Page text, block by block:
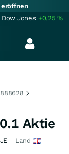
Dow Jones +0,25%
Aktie
Land